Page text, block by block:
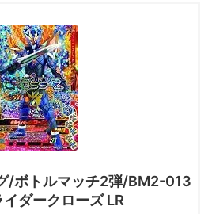
/ボトルマッチ2弾/BM2-013
ダークローズ LR